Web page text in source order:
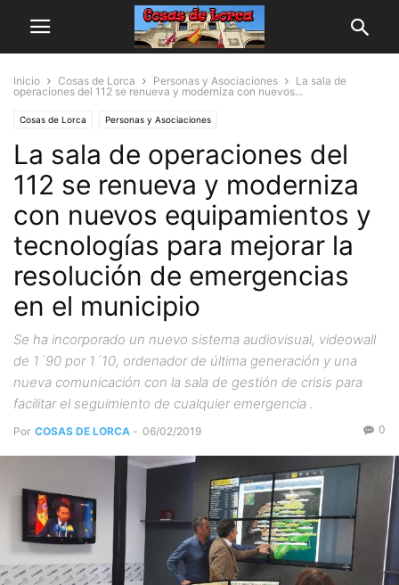
Inicio Cosas de Lorca Personas y Asociaciones
La sala de
operaciones del 112 se renueva y moderniza con nuevos...
Cosas de Lorca Personas y Asociaciones
La sala de operaciones del
112 se renueva y moderniza
con nuevos equipamientos y
tecnologías para mejorar la
resolución de emergencias
en el municipio
Se ha incorporado un nuevo sistema audiovisual, videowall
de 1´90 por 1´10, ordenador de última generación y una
nueva comunicación con la sala de gestión de crisis para
facilitar el seguimiento de cualquier emergencia .
Por COSAS DE LORCA - 06/02/2019 0